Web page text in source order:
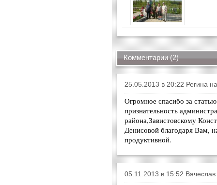
Комментарии (2)
25.05.2013 в 20:22 Регина
Огромное спасибо за
признательность
района,Завистовскому
Денисовой благодаря Вам,
продуктивной.
05.11.2013 в 15:52